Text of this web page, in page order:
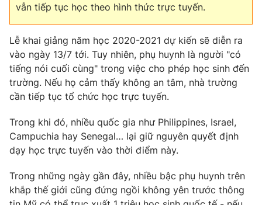
vẫn tiếp tục học theo hình thức trực tuyến.
Lễ khai giảng năm học 2020-2021 dự kiến sẽ diễn ra
vào ngày 13/7 tới. Tuy nhiên, phụ huynh là người "có
tiếng nói cuối cùng" trong việc cho phép học sinh đến
trường. Nếu họ cảm thấy không an tâm, nhà trường
cần tiếp tục tổ chức học trực tuyến.
Trong khi đó, nhiều quốc gia như Philippines, Israel,
Campuchia hay Senegal… lại giữ nguyên quyết định
dạy học trực tuyến vào thời điểm này.
Trong những ngày gần đây, nhiều bậc phụ huynh trên
khắp thế giới cũng đứng ngồi không yên trước thông